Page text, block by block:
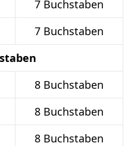
7 Buchstaben
7 Buchstaben
8 Buchstaben
8 Buchstaben
8 Buchstaben